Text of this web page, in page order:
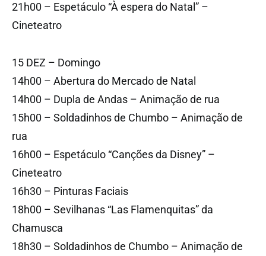
21h00 – Espetáculo “À espera do Natal” –
Cineteatro
15 DEZ – Domingo
14h00 – Abertura do Mercado de Natal
14h00 – Dupla de Andas – Animação de rua
15h00 – Soldadinhos de Chumbo – Animação de
rua
16h00 – Espetáculo “Canções da Disney” –
Cineteatro
16h30 – Pinturas Faciais
18h00 – Sevilhanas “Las Flamenquitas” da
Chamusca
18h30 – Soldadinhos de Chumbo – Animação de